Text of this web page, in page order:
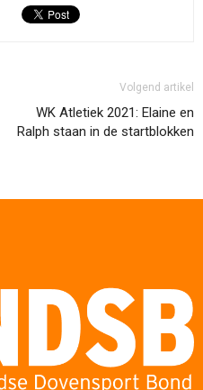
Volgend artikel
WK Atletiek 2021: Elaine en
Ralph staan in de startblokken